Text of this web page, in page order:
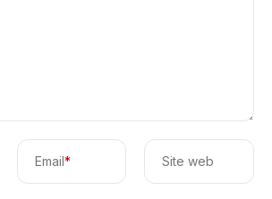
Email* Site web